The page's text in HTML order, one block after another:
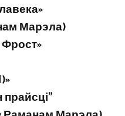
Марэла)